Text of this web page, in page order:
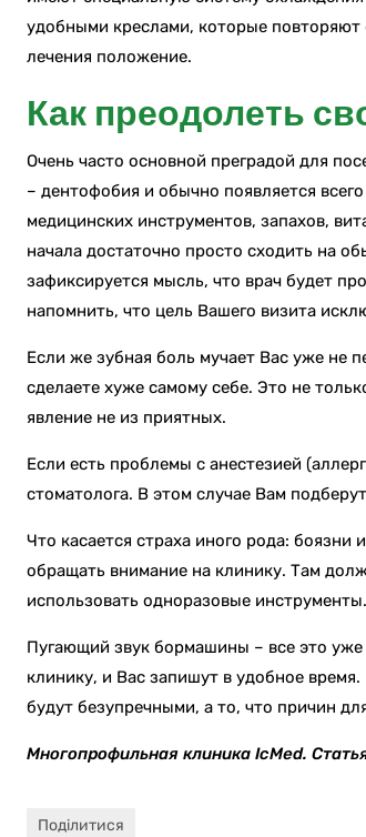
удобными креслами, которые повторяют
лечения положение.
Как преодолеть
Очень часто основной преградой для
– дентофобия и обычно появляется
медицинских инструментов, запахов,
начала достаточно просто сходить на
зафиксируется мысль, что врач будет
напомнить, что цель Вашего визита
Если же зубная боль мучает Вас уже не
сделаете хуже самому себе. Это не
явление не из приятных.
Если есть проблемы с анестезией
стоматолога. В этом случае Вам
Что касается страха иного рода:
обращать внимание на клинику. Там
использовать одноразовые инструменты.
Пугающий звук бормашины – все это
клинику, и Вас запишут в удобное
будут безупречными, а то, что причин
Многопрофильная клиника IcMed.
Поділитися